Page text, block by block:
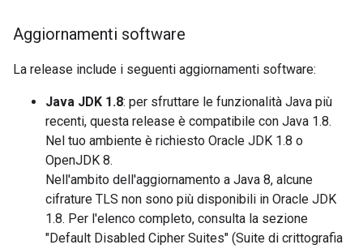
Aggiornamenti software
La release include i seguenti aggiornamenti software:
Java JDK 1.8: per sfruttare le funzionalità Java più
recenti, questa release è compatibile con Java 1.8.
Nel tuo ambiente è richiesto Oracle JDK 1.8 o
OpenJDK 8.
Nell'ambito dell'aggiornamento a Java 8, alcune
cifrature TLS non sono più disponibili in Oracle JDK
1.8. Per l'elenco completo, consulta la sezione
"Default Disabled Cipher Suites" (Suite di crittografia